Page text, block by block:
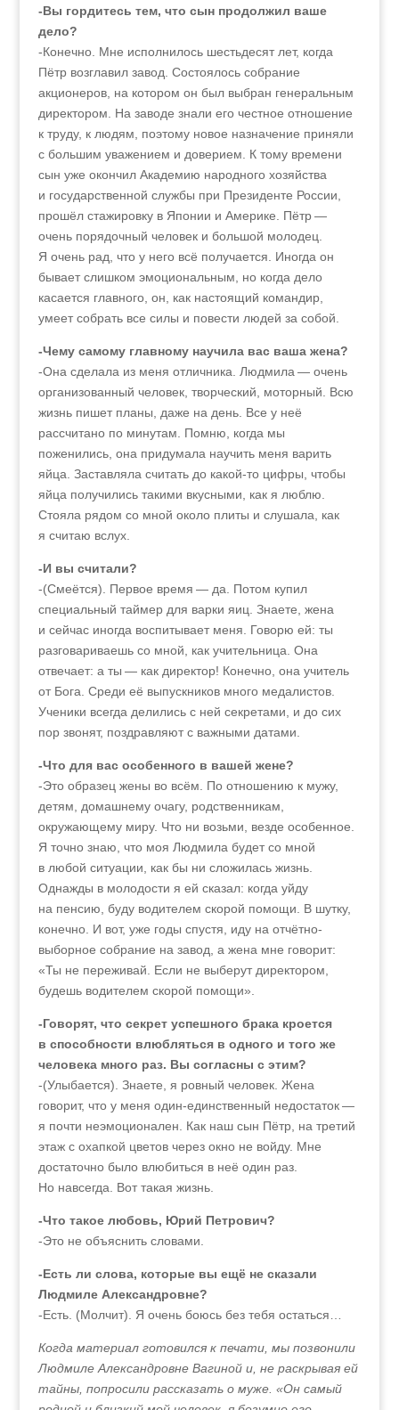
-Вы гордитесь тем, что сын продолжил ваше
дело?
-Конечно. Мне исполнилось шестьдесят лет, когда
Пётр возглавил завод. Состоялось собрание
акционеров, на котором он был выбран генеральным
директором. На заводе знали его честное отношение
к труду, к людям, поэтому новое назначение приняли
с большим уважением и доверием. К тому времени
сын уже окончил Академию народного хозяйства
и государственной службы при Президенте России,
прошёл стажировку в Японии и Америке. Пётр —
очень порядочный человек и большой молодец.
Я очень рад, что у него всё получается. Иногда он
бывает слишком эмоциональным, но когда дело
касается главного, он, как настоящий командир,
умеет собрать все силы и повести людей за собой.
-Чему самому главному научила вас ваша жена?
-Она сделала из меня отличника. Людмила — очень
организованный человек, творческий, моторный. Всю
жизнь пишет планы, даже на день. Все у неё
рассчитано по минутам. Помню, когда мы
поженились, она придумала научить меня варить
яйца. Заставляла считать до какой-то цифры, чтобы
яйца получились такими вкусными, как я люблю.
Стояла рядом со мной около плиты и слушала, как
я считаю вслух.
-И вы считали?
-(Смеётся). Первое время — да. Потом купил
специальный таймер для варки яиц. Знаете, жена
и сейчас иногда воспитывает меня. Говорю ей: ты
разговариваешь со мной, как учительница. Она
отвечает: а ты — как директор! Конечно, она учитель
от Бога. Среди её выпускников много медалистов.
Ученики всегда делились с ней секретами, и до сих
пор звонят, поздравляют с важными датами.
-Что для вас особенного в вашей жене?
-Это образец жены во всём. По отношению к мужу,
детям, домашнему очагу, родственникам,
окружающему миру. Что ни возьми, везде особенное.
Я точно знаю, что моя Людмила будет со мной
в любой ситуации, как бы ни сложилась жизнь.
Однажды в молодости я ей сказал: когда уйду
на пенсию, буду водителем скорой помощи. В шутку,
конечно. И вот, уже годы спустя, иду на отчётно-
выборное собрание на завод, а жена мне говорит:
«Ты не переживай. Если не выберут директором,
будешь водителем скорой помощи».
-Говорят, что секрет успешного брака кроется
в способности влюбляться в одного и того же
человека много раз. Вы согласны с этим?
-(Улыбается). Знаете, я ровный человек. Жена
говорит, что у меня один-единственный недостаток —
я почти неэмоционален. Как наш сын Пётр, на третий
этаж с охапкой цветов через окно не войду. Мне
достаточно было влюбиться в неё один раз.
Но навсегда. Вот такая жизнь.
-Что такое любовь, Юрий Петрович?
-Это не объяснить словами.
-Есть ли слова, которые вы ещё не сказали
Людмиле Александровне?
-Есть. (Молчит). Я очень боюсь без тебя остаться…
Когда материал готовился к печати, мы позвонили
Людмиле Александровне Вагиной и, не раскрывая ей
тайны, попросили рассказать о муже. «Он самый